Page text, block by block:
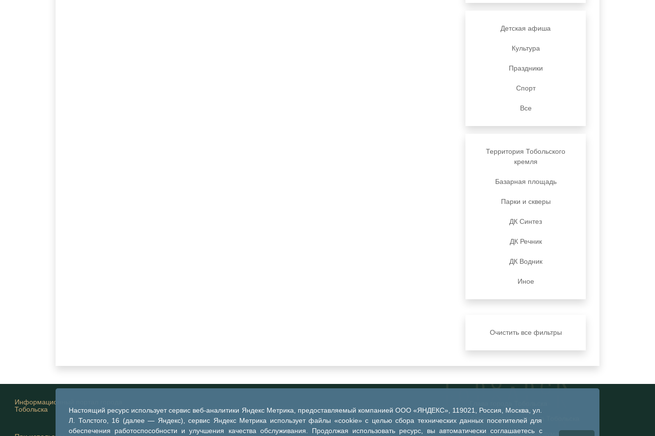
Настоящий ресурс использует сервис веб-аналитики Яндекс Метрика, предоставляемый компанией ООО «ЯНДЕКС», 119021, Россия, Москва, ул.
Л. Толстого, 16 (далее — Яндекс), сервис Яндекс Метрика использует файлы «cookie» с целью сбора технических данных посетителей для
обеспечения работоспособности и улучшения качества обслуживания. Продолжая использовать ресурс, вы автоматически соглашаетесь с
Детская афиша
Культура
Праздники
Спорт
Все
Территория Тобольского
кремля
Базарная площадь
Парки и скверы
ДК Синтез
ДК Речник
ДК Водник
Иное
Очистить все фильтры
Информационный портал города
Тобольска
Администрация города Тобольска
Тобольская городская дума